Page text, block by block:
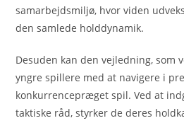
samarbejdsmiljø, hvor viden
den samlede holddynamik.
Desuden kan den vejledning, som
yngre spillere med at navigere i
konkurrencepræget spil. Ved at
taktiske råd, styrker de deres